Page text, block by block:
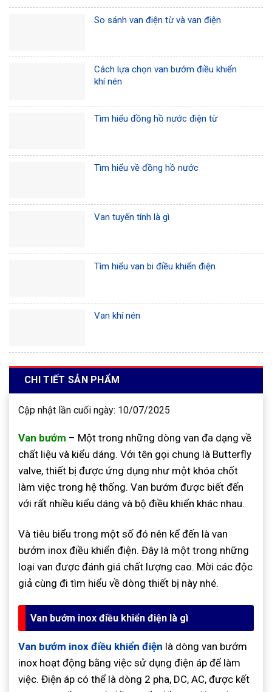
So sánh van điện từ và van điện
Cách lựa chọn van bướm điều khiển
khí nén
Tìm hiểu đồng hồ nước điện từ
Tìm hiểu về đồng hồ nước
Van tuyến tính là gì
Tìm hiểu van bi điều khiển điện
Van khí nén
CHI TIẾT SẢN PHẨM
Cập nhật lần cuối ngày: 10/07/2025
Van bướm – Một trong những dòng van đa dạng về
chất liệu và kiểu dáng. Với tên gọi chung là Butterfly
valve, thiết bị được ứng dụng như một khóa chốt
làm việc trong hệ thống. Van bướm được biết đến
với rất nhiều kiểu dáng và bộ điều khiển khác nhau.
Và tiêu biểu trong một số đó nên kể đến là van
bướm inox điều khiển điện. Đây là một trong những
loại van được đánh giá chất lượng cao. Mời các độc
giả cùng đi tìm hiểu về dòng thiết bị này nhé.
Van bướm inox điều khiển điện là gì
Van bướm inox điều khiển điện là dòng van bướm
inox hoạt động bằng việc sử dụng điện áp để làm
việc. Điện áp có thể là dòng 2 pha, DC, AC, được kết